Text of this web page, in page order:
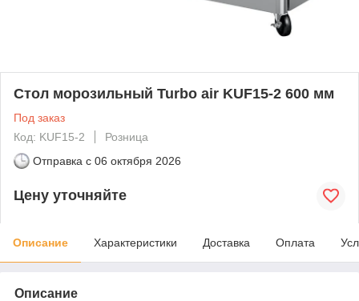
Стол морозильный Turbo air KUF15-2 600 мм
Под заказ
Код: KUF15-2
Розница
Отправка с 06 октября 2026
Цену уточняйте
Описание Характеристики Доставка Оплата
Описание